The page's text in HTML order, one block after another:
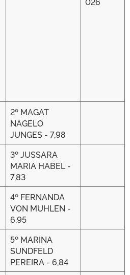
2º MAGAT
NAGELO
JUNGES - 7,98
3º JUSSARA
MARIA HABEL -
7,83
4º FERNANDA
VON MUHLEN -
6,95
5º MARINA
SUNDFELD
PEREIRA - 6,84